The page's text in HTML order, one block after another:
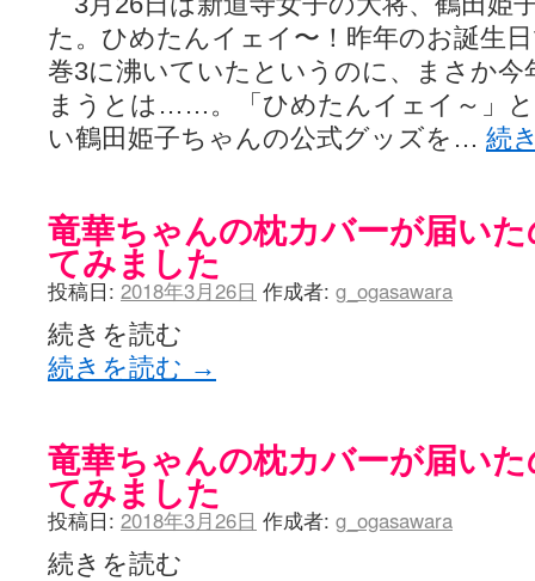
た。ひめたんイェイ〜！昨年のお誕生
巻3に沸いていたというのに、まさか
まうとは……。「ひめたんイェイ～」
い鶴田姫子ちゃんの公式グッズを… 続
竜華ちゃんの枕カバーが届い
てみました
投稿日: 2018年3月26日 作成者: g_ogasawara
続きを読む
続きを読む →
竜華ちゃんの枕カバーが届い
てみました
投稿日: 2018年3月26日 作成者: g_ogasawara
続きを読む